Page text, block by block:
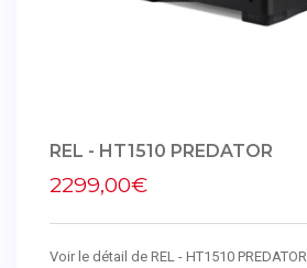
REL - HT1510 PREDATOR
2299,00€
Voir le détail de REL - HT1510 PREDATOR